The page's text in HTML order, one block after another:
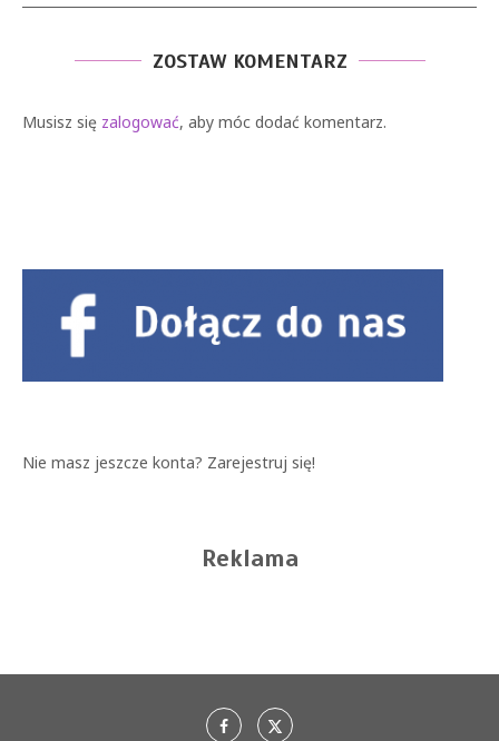
ZOSTAW KOMENTARZ
Musisz się zalogować, aby móc dodać komentarz.
Nie masz jeszcze konta? Zarejestruj się!
Reklama